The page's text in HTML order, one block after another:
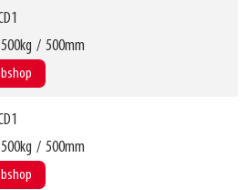
/ 500mm
/ 500mm